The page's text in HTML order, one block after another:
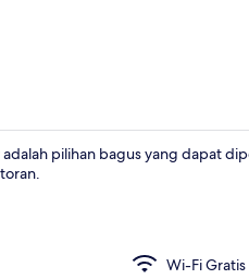
pilihan bagus yang dapat
Wi-Fi Gratis